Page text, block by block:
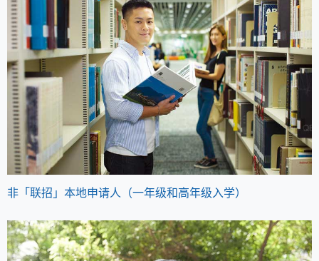
非「联招」本地申请人（一年级和高年级入学）